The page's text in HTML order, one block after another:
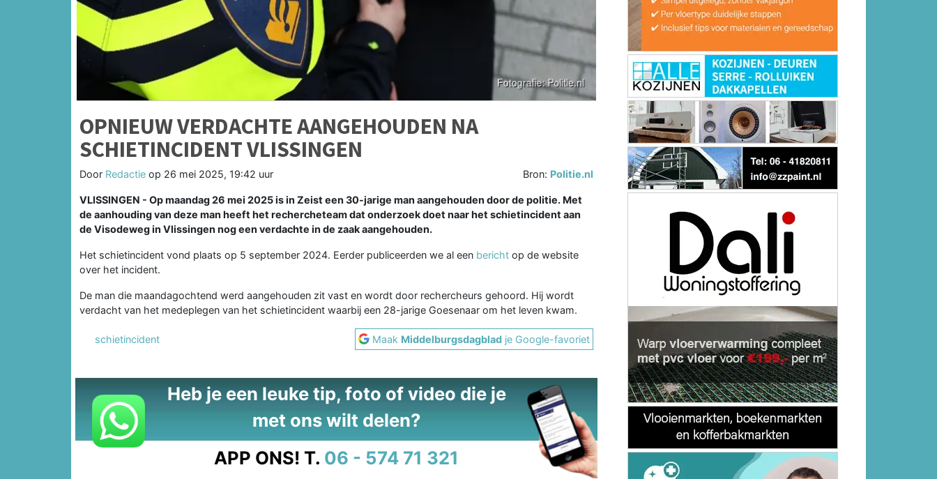
OPNIEUW VERDACHTE AANGEHOUDEN NA
SCHIETINCIDENT VLISSINGEN
Door Redactie op 26 mei 2025, 19:42 uur Bron: Politie.nl
VLISSINGEN - Op maandag 26 mei 2025 is in Zeist een 30-jarige man aangehouden door de politie. Met
de aanhouding van deze man heeft het rechercheteam dat onderzoek doet naar het schietincident aan
de Visodeweg in Vlissingen nog een verdachte in de zaak aangehouden.
Het schietincident vond plaats op 5 september 2024. Eerder publiceerden we al een bericht op de website
over het incident.
De man die maandagochtend werd aangehouden zit vast en wordt door rechercheurs gehoord. Hij wordt
verdacht van het medeplegen van het schietincident waarbij een 28-jarige Goesenaar om het leven kwam.
schietincident Maak Middelburgsdagblad je Google-favoriet
Heb je een leuke tip, foto of video die je
met ons wilt delen?
APP ONS! T. 06 - 574 71 321